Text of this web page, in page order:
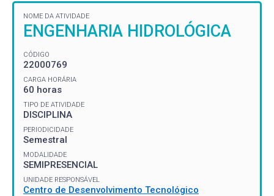
NOME DA ATIVIDADE
ENGENHARIA HIDROLÓGICA
CÓDIGO
22000769
CARGA HORÁRIA
60 horas
TIPO DE ATIVIDADE
DISCIPLINA
PERIODICIDADE
Semestral
MODALIDADE
SEMIPRESENCIAL
UNIDADE RESPONSÁVEL
Centro de Desenvolvimento Tecnológico